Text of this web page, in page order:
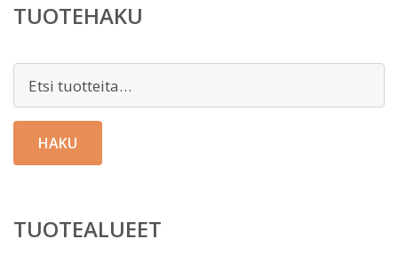
TUOTEHAKU
HAKU
TUOTEALUEET